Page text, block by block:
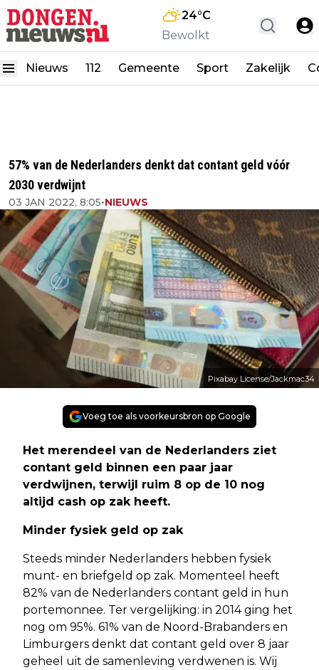
24°C
Bewolkt
Nieuws 112 Gemeente Sport Zakelijk
57% van de Nederlanders denkt dat contant geld vóór
2030 verdwijnt
03 JAN 2022, 8:05•NIEUWS
Pixabay License/Jackmac34
Voeg toe als voorkeursbron op Google
Het merendeel van de Nederlanders ziet
contant geld binnen een paar jaar
verdwijnen, terwijl ruim 8 op de 10 nog
altijd cash op zak heeft.
Minder fysiek geld op zak
Steeds minder Nederlanders hebben fysiek
munt- en briefgeld op zak. Momenteel heeft
82% van de Nederlanders contant geld in hun
portemonnee. Ter vergelijking: in 2014 ging het
nog om 95%. 61% van de Noord-Brabanders en
Limburgers denkt dat contant geld over 8 jaar
geheel uit de samenleving verdwenen is. Wij